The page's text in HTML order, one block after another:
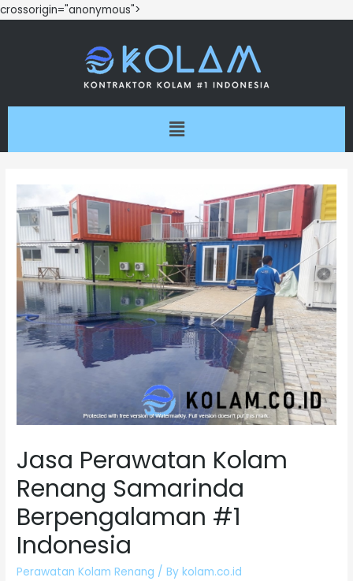
crossorigin="anonymous">
Jasa Perawatan Kolam
Renang Samarinda
Berpengalaman #1
Indonesia
Perawatan Kolam Renang / Bykolam.co.id